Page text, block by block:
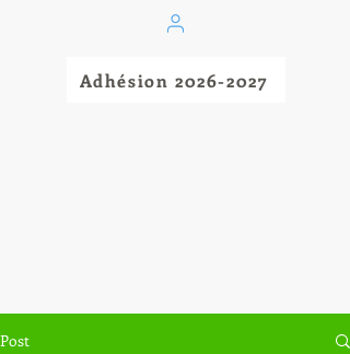
Adhésion 2026-2027
Post